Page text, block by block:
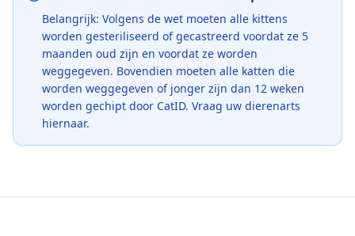
Belangrijk: Volgens de wet moeten alle kittens
worden gesteriliseerd of gecastreerd voordat ze 5
maanden oud zijn en voordat ze worden
weggegeven. Bovendien moeten alle katten die
worden weggegeven of jonger zijn dan 12 weken
worden gechipt door CatID. Vraag uw dierenarts
hiernaar.